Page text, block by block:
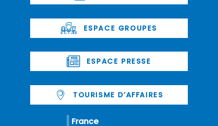
ESPACE GROUPES
ESPACE PRESSE
TOURISME D’AFFAIRES
France